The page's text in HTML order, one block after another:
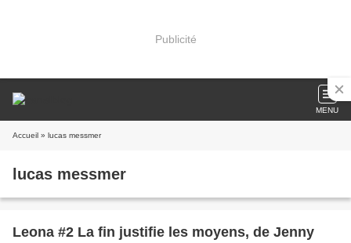
Publicité
MENU
Accueil » lucas messmer
lucas messmer
Leona #2 La fin justifie les moyens, de Jenny